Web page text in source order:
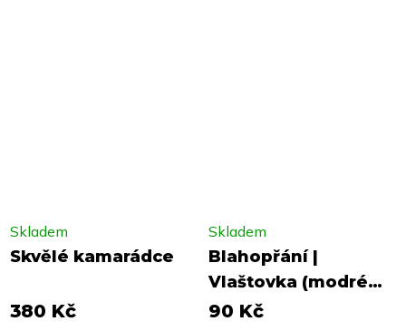
Skvělé kamarádce
Skladem
380 Kč
Blahopřání |
Vlaštovka (modré
pozadí)
Skladem
90 Kč